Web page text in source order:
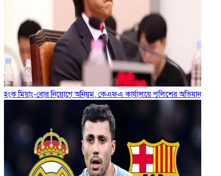
হংক মিয়াং-বোর নিয়োগে অনিয়ম, কেএফএ কার্যালয়ে পুলিশের অভিযান